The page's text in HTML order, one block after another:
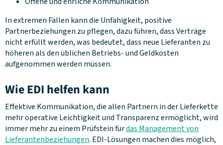
In extremen Fällen kann die Unfähigkeit, positive
Partnerbeziehungen zu pflegen, dazu führen, dass Verträge
nicht erfüllt werden, was bedeutet, dass neue Lieferanten zu
höheren als den üblichen Betriebs- und Geldkosten
aufgenommen werden müssen.
Wie EDI helfen kann
Effektive Kommunikation, die allen Partnern in der Lieferkette
mehr operative Leichtigkeit und Transparenz ermöglicht, wird
immer mehr zu einem Prüfstein fürdas Management von
Lieferantenbeziehungen. EDI-Lösungen machen dies möglich,